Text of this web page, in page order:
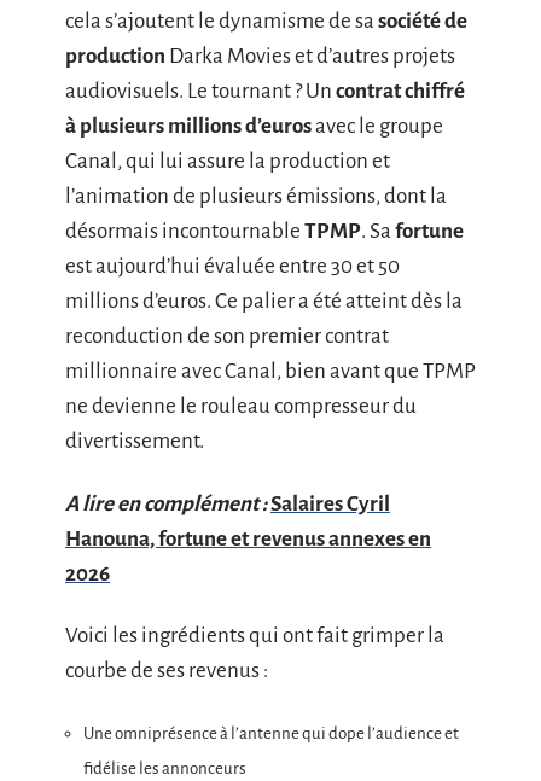
cela s’ajoutent le dynamisme de sa société de
production Darka Movies et d’autres projets
audiovisuels. Le tournant ? Un contrat chiffré
à plusieurs millions d’eurosavec le groupe
Canal, qui lui assure la production et
l’animation de plusieurs émissions, dont la
désormais incontournable TPMP. Sa fortune
est aujourd’hui évaluée entre 30 et 50
millions d’euros. Ce palier a été atteint dès la
reconduction de son premier contrat
millionnaire avec Canal, bien avant que TPMP
ne devienne le rouleau compresseur du
divertissement.
A lire en complément :Salaires Cyril
Hanouna, fortune et revenus annexes en
2026
Voici les ingrédients qui ont fait grimper la
courbe de ses revenus :
Une omniprésence à l’antenne qui dope l’audience et
fidélise les annonceurs